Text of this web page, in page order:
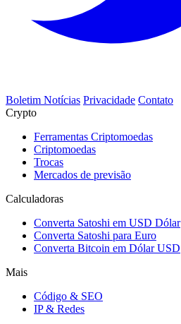
Boletim Notícias Privacidade Contato
Crypto
Ferramentas Criptomoedas
Criptomoedas
Trocas
Mercados de previsão
Calculadoras
Converta Satoshi em USD Dólar
Converta Satoshi para Euro
Converta Bitcoin em Dólar USD
Mais
Código & SEO
IP & Redes